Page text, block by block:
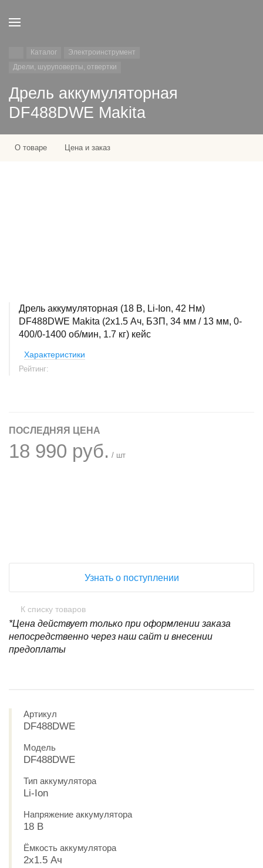
Каталог
Электроинструмент
Дрели, шуруповерты, отвертки
Дрель аккумуляторная
DF488DWE Makita
О товаре Цена и заказ
Дрель аккумуляторная (18 В, Li-Ion, 42 Нм)
DF488DWE Makita (2x1.5 Ач, БЗП, 34 мм / 13 мм, 0-
400/0-1400 об/мин, 1.7 кг) кейс
Характеристики
Рейтинг:
ПОСЛЕДНЯЯ ЦЕНА
18 990 руб. / шт
Узнать о поступлении
К списку товаров
*Цена действует только при оформлении заказа
непосредственно через наш сайт и внесении
предоплаты
Артикул
DF488DWE
Модель
DF488DWE
Тип аккумулятора
Li-Ion
Напряжение аккумулятора
18 В
Ёмкость аккумулятора
2x1.5 Ач